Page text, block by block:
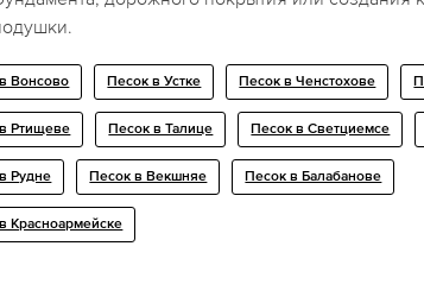
Вонсово Песок в Устке Песок в Ченстохове
Ртищеве Песок в Талице Песок в Светциемсе
Рудне Песок в Векшняе Песок в Балабанове
Красноармейске